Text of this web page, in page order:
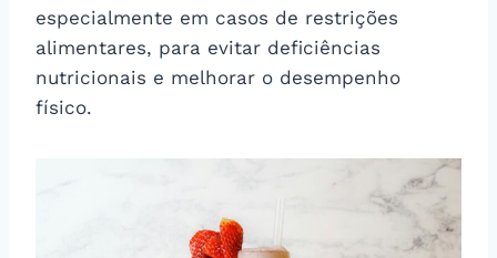
especialmente em casos de restrições
alimentares, para evitar deficiências
nutricionais e melhorar o desempenho
físico.